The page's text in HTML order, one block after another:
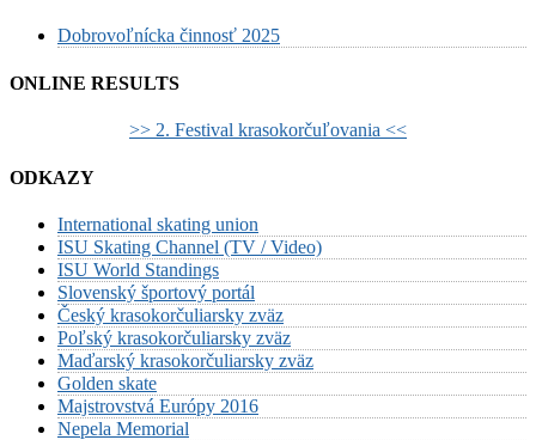
Dobrovoľnícka činnosť 2025
ONLINE RESULTS
>> 2. Festival krasokorčuľovania <<
ODKAZY
International skating union
ISU Skating Channel (TV / Video)
ISU World Standings
Slovenský športový portál
Český krasokorčuliarsky zväz
Poľský krasokorčuliarsky zväz
Maďarský krasokorčuliarsky zväz
Golden skate
Majstrovstvá Európy 2016
Nepela Memorial